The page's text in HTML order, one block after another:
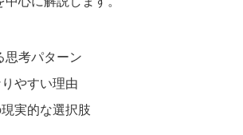
思考パターン
やすい理由
実的な選択肢